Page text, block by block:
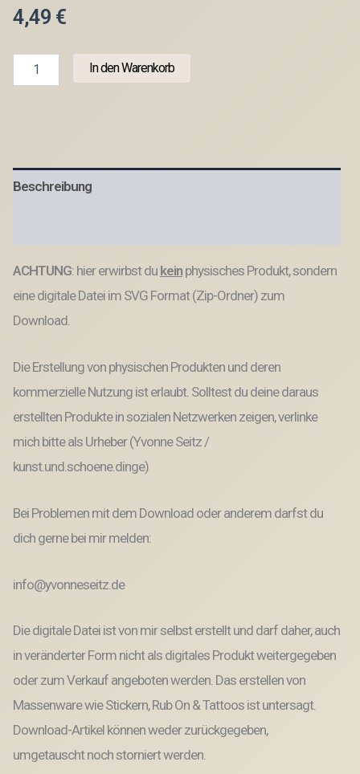
4,49 €
Menge
In den Warenkorb
Beschreibung
ACHTUNG: hier erwirbst du kein physisches Produkt, sondern
eine digitale Datei im SVG Format (Zip-Ordner) zum
Download.
Die Erstellung von physischen Produkten und deren
kommerzielle Nutzung ist erlaubt. Solltest du deine daraus
erstellten Produkte in sozialen Netzwerken zeigen, verlinke
mich bitte als Urheber (Yvonne Seitz /
kunst.und.schoene.dinge)
Bei Problemen mit dem Download oder anderem darfst du
dich gerne bei mir melden:
info@yvonneseitz.de
Die digitale Datei ist von mir selbst erstellt und darf daher, auch
in veränderter Form nicht als digitales Produkt weitergegeben
oder zum Verkauf angeboten werden. Das erstellen von
Massenware wie Stickern, Rub On & Tattoos ist untersagt.
Download-Artikel können weder zurückgegeben,
umgetauscht noch storniert werden.